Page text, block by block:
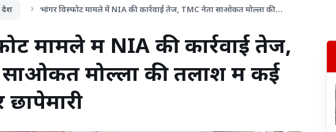
देश भांगर विस्फोट मामले में NIA की कार्रवाई तेज, TMC नेता साओकत मोल्ला की...
मामले में NIA की कार्रवाई तेज,
साओकत मोल्ला की तलाश में कई
छापेमारी